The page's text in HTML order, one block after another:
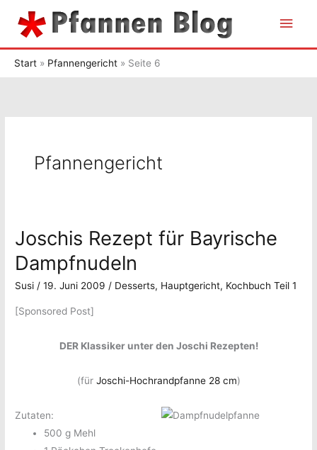
Inhalt
Start Pfannengericht Seite 6
Pfannengericht
Joschis Rezept für Bayrische
Dampfnudeln
Susi /19. Juni 2009 / Desserts, Hauptgericht, Kochbuch Teil 1
[Sponsored Post]
DER Klassiker unter den Joschi Rezepten!
(für Joschi-Hochrandpfanne 28 cm)
Zutaten:
500 g Mehl